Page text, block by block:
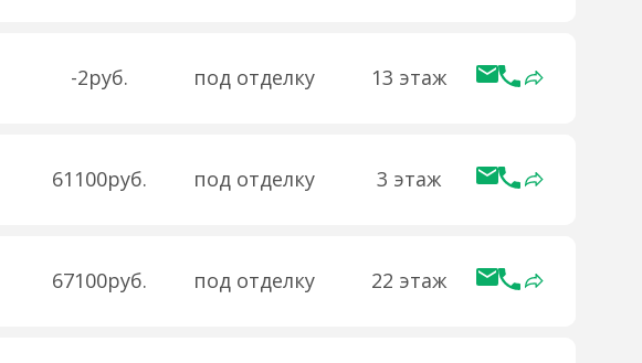
-2руб. под отделку 13 этаж
61100руб. под отделку 3 этаж
67100руб. под отделку 22 этаж